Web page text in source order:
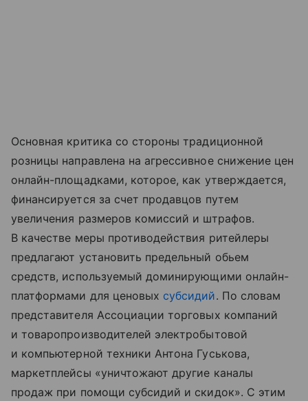
Основная критика со стороны традиционной
розницы направлена на агрессивное снижение цен
онлайн-площадками, которое, как утверждается,
финансируется за счет продавцов путем
увеличения размеров комиссий и штрафов.
В качестве меры противодействия ритейлеры
предлагают установить предельный обьем
средств, используемый доминирующими онлайн-
платформами для ценовых субсидий. По словам
представителя Ассоциации торговых компаний
и товаропроизводителей электробытовой
и компьютерной техники Антона Гуськова,
маркетплейсы «уничтожают другие каналы
продаж при помощи субсидий и скидок». С этим